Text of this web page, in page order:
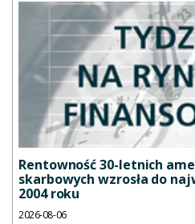
Rentowność 30-letnich
skarbowych wzrosła do
2004 roku
2026-08-06